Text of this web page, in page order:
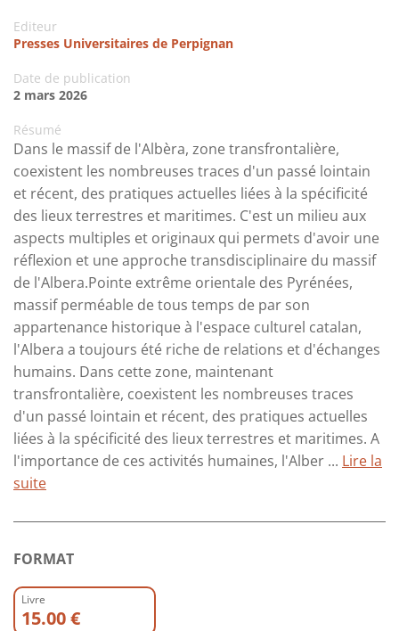
Editeur
Presses Universitaires de Perpignan
Date de publication
2 mars 2026
Résumé
Dans le massif de l'Albèra, zone transfrontalière,
coexistent les nombreuses traces d'un passé lointain
et récent, des pratiques actuelles liées à la spécificité
des lieux terrestres et maritimes. C'est un milieu aux
aspects multiples et originaux qui permets d'avoir une
réflexion et une approche transdisciplinaire du massif
de l'Albera.Pointe extrême orientale des Pyrénées,
massif perméable de tous temps de par son
appartenance historique à l'espace culturel catalan,
l'Albera a toujours été riche de relations et d'échanges
humains. Dans cette zone, maintenant
transfrontalière, coexistent les nombreuses traces
d'un passé lointain et récent, des pratiques actuelles
liées à la spécificité des lieux terrestres et maritimes. A
l'importance de ces activités humaines, l'Alber ... Lire la
suite
FORMAT
Livre
15.00 €